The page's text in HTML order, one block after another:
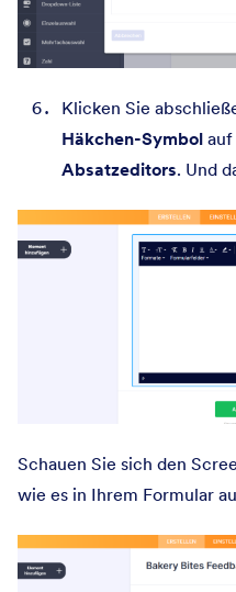
Klicken Sie
Häkchen-Symbol
Absatzeditors. Und
Schauen Sie sich den
wie es in Ihrem Formular